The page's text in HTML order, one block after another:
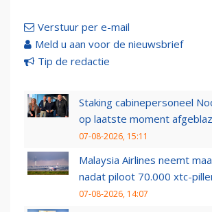
Verstuur per e-mail
Meld u aan voor de nieuwsbrief
Tip de redactie
Staking cabinepersoneel
op laatste moment
07-08-2026, 15:11
Malaysia Airlines neemt
nadat piloot 70.000 xtc-
07-08-2026, 14:07